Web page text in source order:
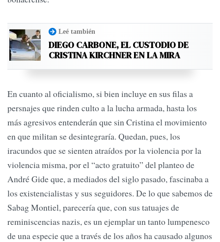
Leé también
DIEGO CARBONE, EL CUSTODIO DE
CRISTINA KIRCHNER EN LA MIRA
En cuanto al oficialismo, si bien incluye en sus filas a
persnajes que rinden culto a la lucha armada, hasta los
más agresivos entenderán que sin Cristina el movimiento
en que militan se desintegraría. Quedan, pues, los
iracundos que se sienten atraídos por la violencia por la
violencia misma, por el “acto gratuito” del planteo de
André Gide que, a mediados del siglo pasado, fascinaba a
los existencialistas y sus seguidores. De lo que sabemos de
Sabag Montiel, parecería que, con sus tatuajes de
reminiscencias nazis, es un ejemplar un tanto lumpenesco
de una especie que a través de los años ha causado algunos